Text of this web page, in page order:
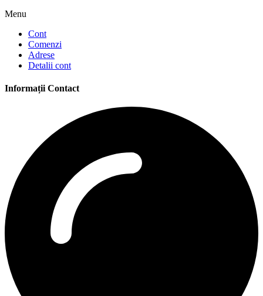
Menu
Cont
Comenzi
Adrese
Detalii cont
Informații Contact